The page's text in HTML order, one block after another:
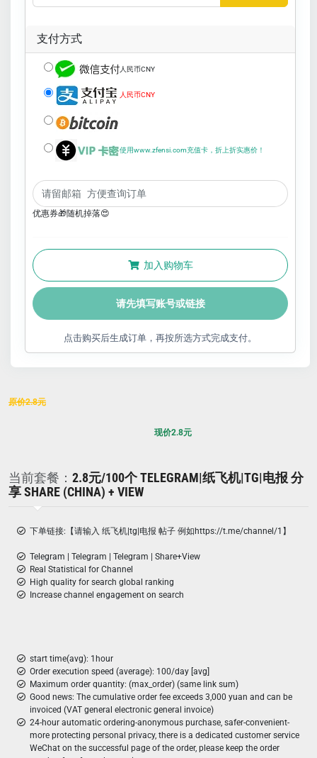
支付方式
人民币CNY
人民币CNY
使用www.zfensi.com充值卡，折上折实惠价！
优惠券🎁随机掉落😍
加入购物车
请先填写账号或链接
点击购买后生成订单，再按所选方式完成支付。
原价2.8元
现价2.8元
当前套餐： 2.8元/100个 TELEGRAM|纸飞机|TG|电报 分
享 SHARE (CHINA) + VIEW
下单链接:【请输入 纸飞机|tg|电报 帖子 例如https://t.me/channel/1】
Telegram | Telegram | Telegram | Share+View
Real Statistical for Channel
High quality for search global ranking
Increase channel engagement on search
start time(avg): 1hour
Order execution speed (average): 100/day [avg]
Maximum order quantity: (max_order) (same link sum)
Good news: The cumulative order fee exceeds 3,000 yuan and can be
invoiced (VAT general electronic general invoice)
24-hour automatic ordering-anonymous purchase, safer-convenient-
more protecting personal privacy, there is a dedicated customer service
WeChat on the successful page of the order, please keep the order